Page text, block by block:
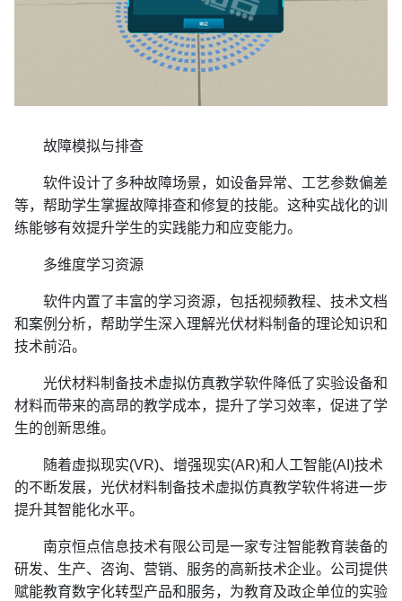
故障模拟与排查‌
软件设计了多种故障场景，如设备异常、工艺参数偏差
等，帮助学生掌握故障排查和修复的技能。这种实战化的训
练能够有效提升学生的实践能力和应变能力。
多维度学习资源‌
软件内置了丰富的学习资源，包括视频教程、技术文档
和案例分析，帮助学生深入理解光伏材料制备的理论知识和
技术前沿。
光伏材料制备技术虚拟仿真教学软件降低了实验设备和
材料而带来的高昂的教学成本，提升了学习效率，促进了学
生的创新思维。
随着虚拟现实(VR)、增强现实(AR)和人工智能(AI)技术
的不断发展，光伏材料制备技术虚拟仿真教学软件将进一步
提升其智能化水平。
南京恒点信息技术有限公司是一家专注智能教育装备的
研发、生产、咨询、营销、服务的高新技术企业。公司提供
赋能教育数字化转型产品和服务，为教育及政企单位的实验